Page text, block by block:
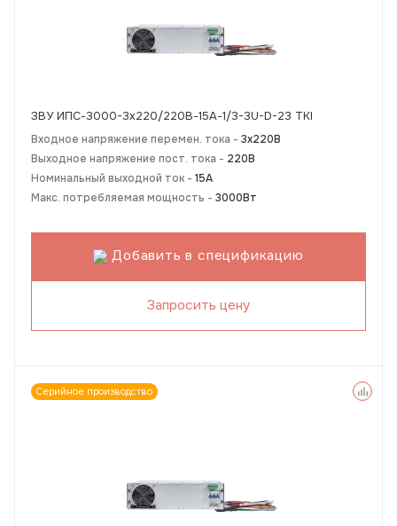
ЗВУ ИПС-3000-3х220/220В-15А-1/3-3U-D-23 TKI
Входное напряжение перемен. тока - 3х220В
Выходное напряжение пост. тока - 220В
Номинальный выходной ток - 15А
Макс. потребляемая мощность - 3000Вт
Добавить в спецификацию
Запросить цену
Серийное производство